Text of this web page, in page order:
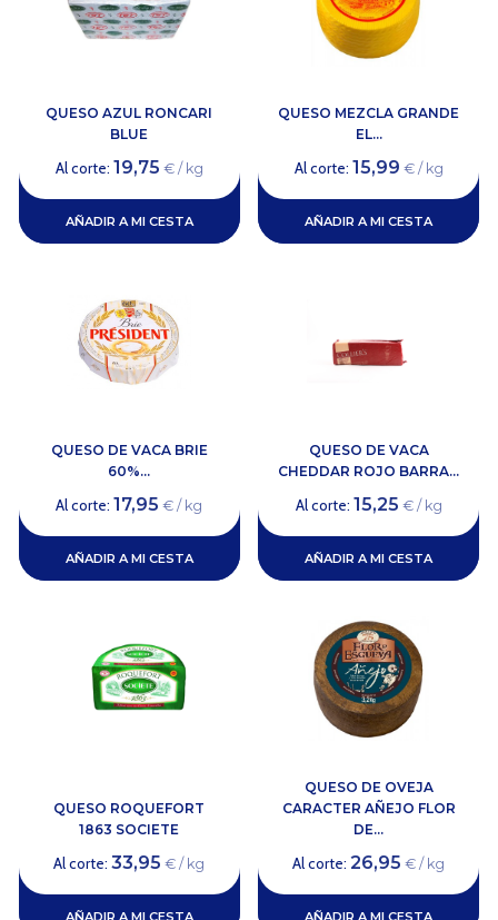
QUESO AZUL RONCARI
BLUE
Al corte: 19,75 € / kg
AÑADIR A MI CESTA
QUESO MEZCLA GRANDE
EL...
Al corte: 15,99 € / kg
AÑADIR A MI CESTA
QUESO DE VACA BRIE
60%...
Al corte:17,95 € / kg
AÑADIR A MI CESTA
QUESO DE VACA
CHEDDAR ROJO BARRA...
Al corte: 15,25 € / kg
AÑADIR A MI CESTA
QUESO ROQUEFORT
1863 SOCIETE
Al corte:33,95 € / kg
AÑADIR A MI CESTA
QUESO DE OVEJA
CARACTER AÑEJO FLOR
DE...
Al corte:26,95 € / kg
AÑADIR A MI CESTA